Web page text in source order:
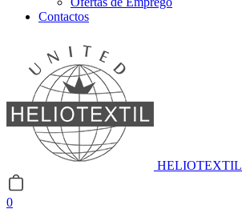
Contactos
HELIOTEXTIL
0